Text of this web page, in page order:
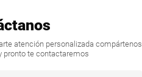
atención personalizada compártenos
pronto te contactaremos